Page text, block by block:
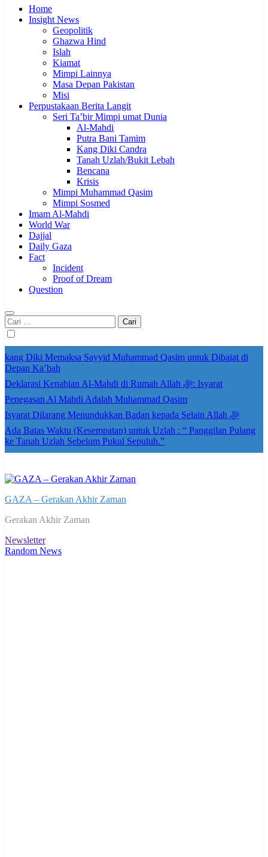
Home
Insight News
Geopolitik
Ghazwa Hind
Islah
Kiamat
Mimpi Lainnya
Masa Depan Pakistan
Misi
Perpustakaan Berita Langit
Seri Ta’bir Mimpi umat Dunia
Al-Mahdi
Putra Bani Tamim
Kang Diki Candra
Tanah Uzlah/Bukit Lebah
Bencana
Krisis
Mimpi Muhammad Qasim
Mimpi Sosmed
Imam Al-Mahdi
World War
Dajjal
Daily Gaza
Fact
Incident
Proof of Dream
Question
Cari
untuk:
kang Diki Memaksa Sayyid Muhammad Qasim untuk Dibaiat di
Depan Ka’bah
Deklarasi Kenabian Al-Mahdi di Rumah Allah ﷻ: Isyarat
Penegasan Al Mahdi Adalah Muhammad Qasim
Isyarat Dilarang Menundukkan Badan kepada Selain Allah ﷻ
Ada Batas Waktu (Kesempatan) untuk Uzlah : “ Panggilan Pulang
ke Tanah Uzlah Sebelum Pukul Sepuluh.”
GAZA – Gerakan Akhir Zaman
Gerakan Akhir Zaman
Newsletter
Random News